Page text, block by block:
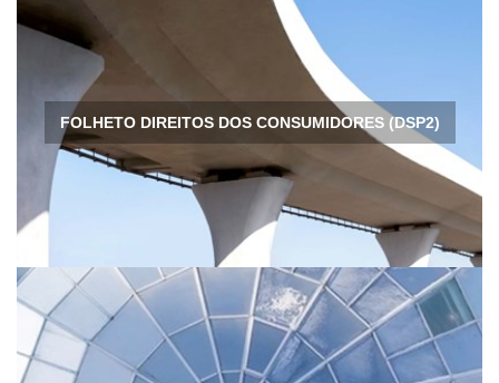
FOLHETO DIREITOS DOS CONSUMIDORES (DSP2)